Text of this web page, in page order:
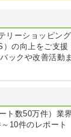
リーショッピング
の向上をご支援
ックや改善活動ま
ト数50万件）業界
10件のレポート